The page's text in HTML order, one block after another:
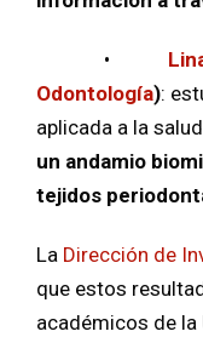
•
Odontología):
aplicada a la
un andamio
tejidos
La Dirección de
que estos
académicos de la